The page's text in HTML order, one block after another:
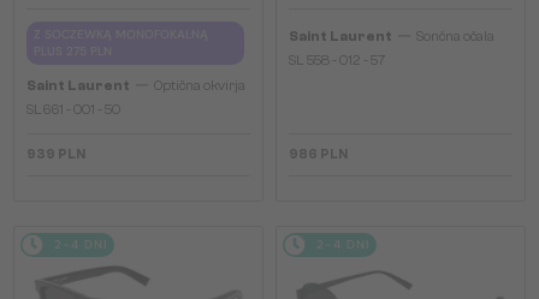
Saint Laurent
Optična okvirja
SL661 - 001 - 50
939 PLN
Saint Laurent
Sončna očala
SL 558 - 012 - 57
986 PLN
2-4 DNI 2-4 DNI